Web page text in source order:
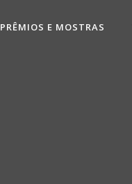
PRÊMIOS E MOSTRAS